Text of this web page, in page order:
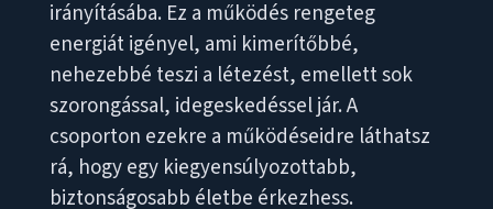
irányításába. Ez a működés rengeteg
energiát igényel, ami kimerítőbbé,
nehezebbé teszi a létezést, emellett sok
szorongással, idegeskedéssel jár. A
csoporton ezekre a működéseidre láthatsz
rá, hogy egy kiegyensúlyozottabb,
biztonságosabb életbe érkezhess.